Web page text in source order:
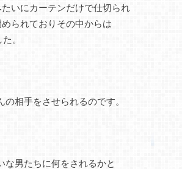
いにカーテンだけで仕切られ
られておりその中からは
。
相手をさせられるのです。
な男たちに何をされるかと